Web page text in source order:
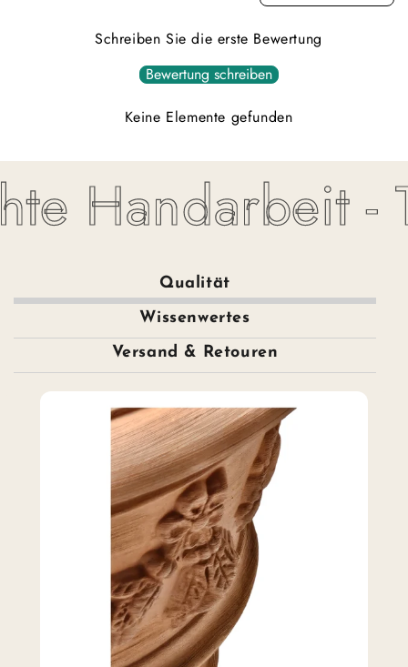
Schreiben Sie die erste Bewertung
Bewertung schreiben
Keine Elemente gefunden
Handarbeit -
Qualität
Wissenwertes
Versand & Retouren